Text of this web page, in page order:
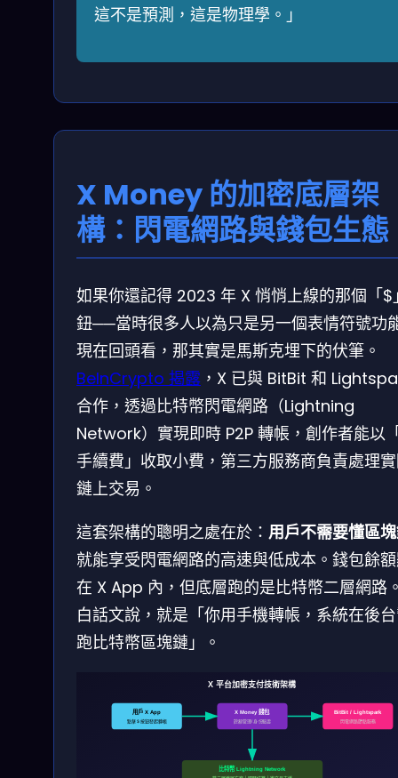
這不是預測，這是物理學。」
X Money 的加密底層架
構：閃電網路與錢包生態
如果你還記得 2023 年 X 悄悄上線的那個「$
鈕──當時很多人以為只是另一個表情符號功
現在回頭看，那其實是馬斯克埋下的伏筆。
BeInCrypto 揭露 ，X 已與 BitBit 和
合作，透過比特幣閃電網路（Lightning
Network）實現即時 P2P 轉帳，創作者能以
手續費」收取小費，第三方服務商負責處理
鏈上交易。
這套架構的聰明之處在於： 用戶不需要懂區
就能享受閃電網路的高速與低成本。錢包餘
在 X App 內，但底層跑的是比特幣二層網路
白話文說，就是「你用手機轉帳，系統在後
跑比特幣區塊鏈」。
X 平台加密支付技術架構
用戶 X App
點擊 $ 按鈕發起轉帳
X Money 錢包
餘額管理 / 身份驗證
BitBit / Lightspark
閃電網路節點服務
比特幣 Lightning Network